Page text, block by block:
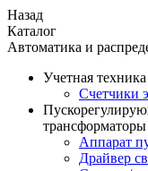
Назад
Каталог
Автоматика и
Учетная техника
Счетчики
трансформаторы
Аппарат
Драйвер